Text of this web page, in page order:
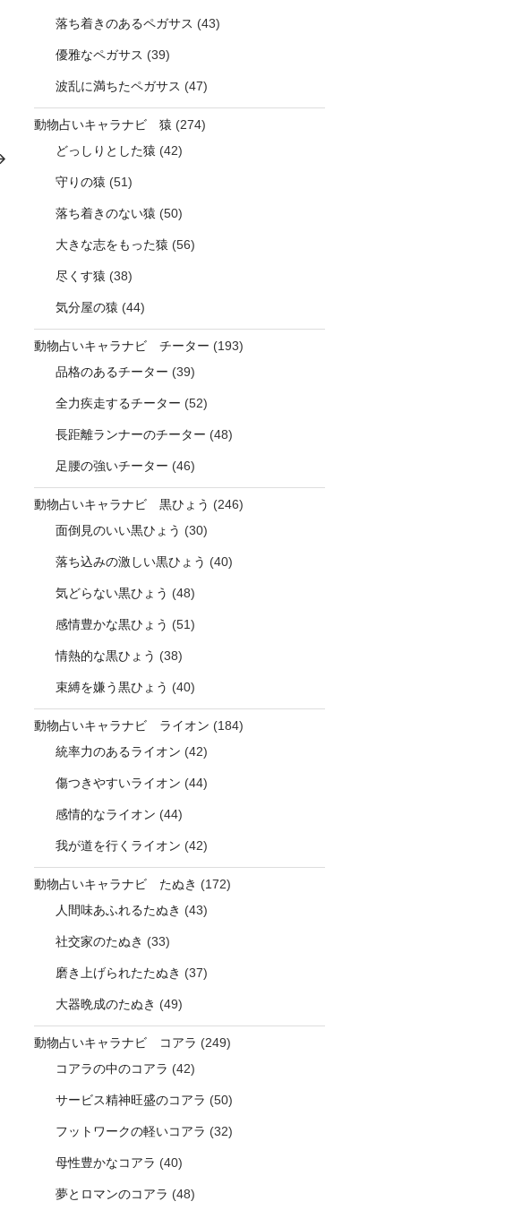
落ち着きのあるペガサス (43)
優雅なペガサス (39)
波乱に満ちたペガサス (47)
動物占いキャラナビ 猿 (274)
どっしりとした猿 (42)
守りの猿 (51)
落ち着きのない猿 (50)
大きな志をもった猿 (56)
尽くす猿 (38)
気分屋の猿 (44)
動物占いキャラナビ チーター (193)
品格のあるチーター (39)
全力疾走するチーター (52)
長距離ランナーのチーター (48)
足腰の強いチーター (46)
動物占いキャラナビ 黒ひょう (246)
面倒見のいい黒ひょう (30)
落ち込みの激しい黒ひょう (40)
気どらない黒ひょう (48)
感情豊かな黒ひょう (51)
情熱的な黒ひょう (38)
束縛を嫌う黒ひょう (40)
動物占いキャラナビ ライオン (184)
統率力のあるライオン (42)
傷つきやすいライオン (44)
感情的なライオン (44)
我が道を行くライオン (42)
動物占いキャラナビ たぬき (172)
人間味あふれるたぬき (43)
社交家のたぬき (33)
磨き上げられたたぬき (37)
大器晩成のたぬき (49)
動物占いキャラナビ コアラ (249)
コアラの中のコアラ (42)
サービス精神旺盛のコアラ (50)
フットワークの軽いコアラ (32)
母性豊かなコアラ (40)
夢とロマンのコアラ (48)